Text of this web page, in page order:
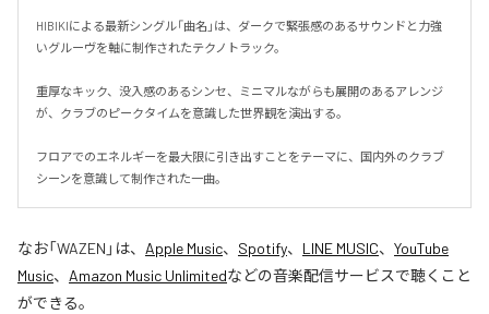
HIBIKIによる最新シングル「曲名」は、ダークで緊張感のあるサウンドと力強
いグルーヴを軸に制作されたテクノトラック。
重厚なキック、没入感のあるシンセ、ミニマルながらも展開のあるアレンジ
が、クラブのピークタイムを意識した世界観を演出する。
フロアでのエネルギーを最大限に引き出すことをテーマに、国内外のクラブ
シーンを意識して制作された一曲。
なお「WAZEN 」は、 Apple Music、 Spotify、 LINE MUSIC、 YouTube
Music、 Amazon Music Unlimitedなどの音楽配信サービスで聴くこと
ができる。